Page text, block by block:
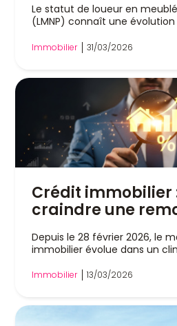
Le statut de loueur en
(LMNP) connaît une
Immobilier 31/03/2026
Crédit
craindre une
Depuis le 28 février 2026, le
immobilier évolue dans un
Immobilier 13/03/2026